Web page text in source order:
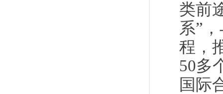
类前
系”
程，
50多
国际